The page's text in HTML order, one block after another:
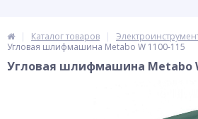
Каталог товаров
Угловая шлифмашина Metabo W 1100-115
Угловая шлифмашина Metabo